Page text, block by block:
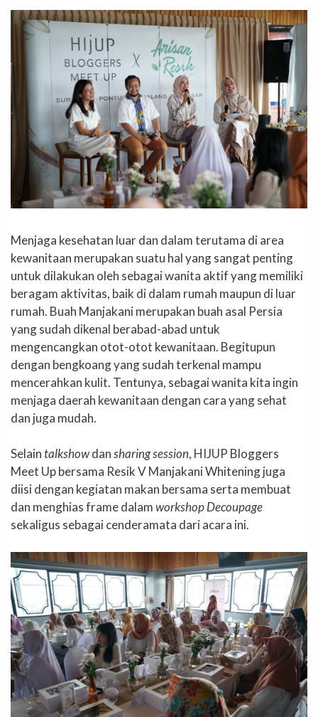
Menjaga kesehatan luar dan dalam terutama di area
kewanitaan merupakan suatu hal yang sangat penting
untuk dilakukan oleh sebagai wanita aktif yang memiliki
beragam aktivitas, baik di dalam rumah maupun di luar
rumah. Buah Manjakani merupakan buah asal Persia
yang sudah dikenal berabad-abad untuk
mengencangkan otot-otot kewanitaan. Begitupun
dengan bengkoang yang sudah terkenal mampu
mencerahkan kulit. Tentunya, sebagai wanita kita ingin
menjaga daerah kewanitaan dengan cara yang sehat
dan juga mudah.
Selain talkshowdansharing session, HIJUP Bloggers
Meet Up bersama Resik V Manjakani Whitening juga
diisi dengan kegiatan makan bersama serta membuat
dan menghias frame dalamworkshop Decoupage
sekaligus sebagai cenderamata dari acara ini.